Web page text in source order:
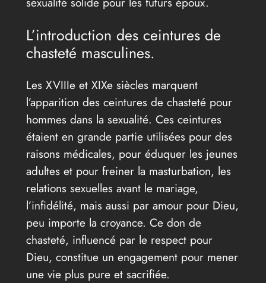
L’introduction des ceintures de
chasteté masculines.
Les XVIIIe et XIXe siècles marquent
l’apparition des ceintures de chasteté pour
hommes dans la sexualité. Ces ceintures
étaient en grande partie utilisées pour des
raisons médicales, pour éduquer les jeunes
adultes et pour freiner la masturbation, les
relations sexuelles avant le mariage,
l’infidélité, mais aussi par amour pour Dieu,
peu importe la croyance. Ce don de
chasteté, influencé par le respect pour
Dieu, constitue un engagement pour mener
une vie plus pure et sacrifiée.